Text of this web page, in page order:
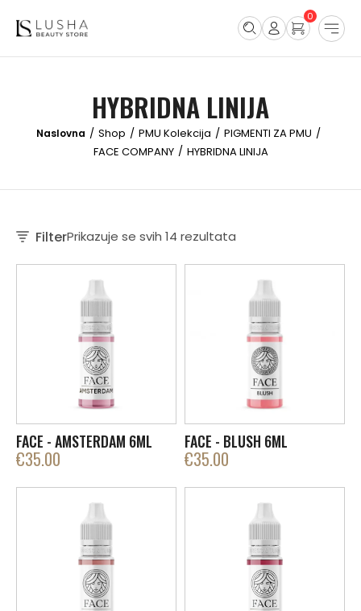
0
HYBRIDNA LINIJA
/ Shop / PMU Kolekcija / PIGMENTI ZA PMU /
FACE COMPANY / HYBRIDNA LINIJA
FilterPrikazuje se svih 14 rezultata
FACE - AMSTERDAM 6ML
€35.00
FACE - BLUSH 6ML
€35.00